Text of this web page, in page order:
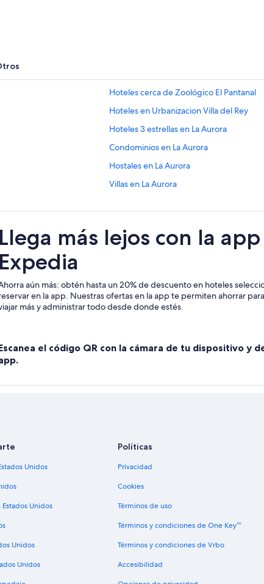
Hoteles cerca de Zoológico El Pantanal
Hoteles en Urbanizacion Villa del Rey
Hoteles 3 estrellas en La Aurora
Condominios en La Aurora
Hostales en La Aurora
Villas en La Aurora
Hoteles 3 estrellas en Guayaquil
Casas vacacionales en Guayaquil
Apartamentos en Guayaquil
Hoteles con spa en Guayaquil
Hoteles familiares en Guayaquil
Hoteles con traslado del/al aeropuerto
Hoteles para bodas en Guayaquil
Hoteles que aceptan mascotas en
Llega más lejos con la
Expedia
aún más: obtén hasta un 20% de descuento en hoteles
en la app. Nuestras ofertas en la app te permiten ahorrar
más y administrar todo desde donde estés.
el código QR con la cámara de tu dispositivo y
Unidos
Estados Unidos
Unidos
Unidos
Políticas
Privacidad
Cookies
Términos de uso
Términos y condiciones de One Key™
Términos y condiciones de Vrbo
Accesibilidad